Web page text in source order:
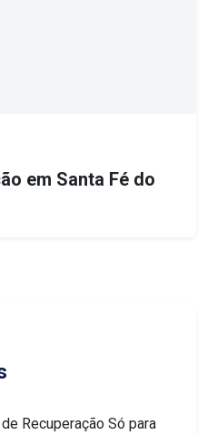
em Santa Fé do
Recuperação Só para